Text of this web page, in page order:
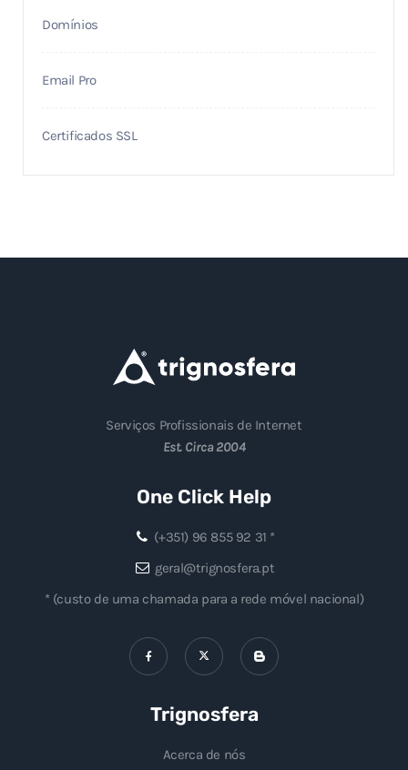
Domínios
Email Pro
Certificados SSL
Serviços Profissionais de Internet
Est. Circa 2004
One Click Help
(+351) 96 855 92 31 *
geral@trignosfera.pt
* (custo de uma chamada para a rede móvel nacional)
Trignosfera
Acerca de nós